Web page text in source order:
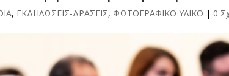
, ΕΚΔΗΛΩΣΕΙΣ-ΔΡΑΣΕΙΣ, ΦΩΤΟΓΡΑΦΙΚΟ ΥΛΙΚΟ | 0